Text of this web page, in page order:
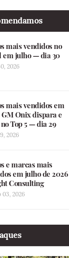
mais vendidos no
em julho — dia 30
2026
mais vendidos em
Onix dispara e
Top 5 — dia 29
2026
e marcas mais
em julho de 2026
Consulting
03, 2026